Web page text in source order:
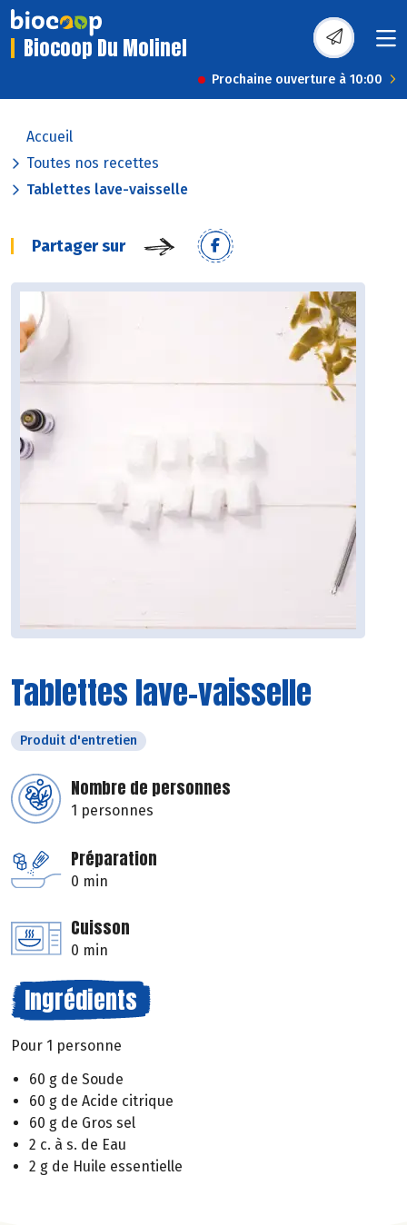
Biocoop Du Molinel
Prochaine ouverture à 10:00
Accueil
Toutes nos recettes
Tablettes lave-vaisselle
Partager sur
Tablettes lave-vaisselle
Produit d'entretien
Nombre de personnes
1 personnes
Préparation
0 min
Cuisson
0 min
Ingrédients
Pour 1 personne
60 g de Soude
60 g de Acide citrique
60 g de Gros sel
2 c. à s. de Eau
2 g de Huile essentielle